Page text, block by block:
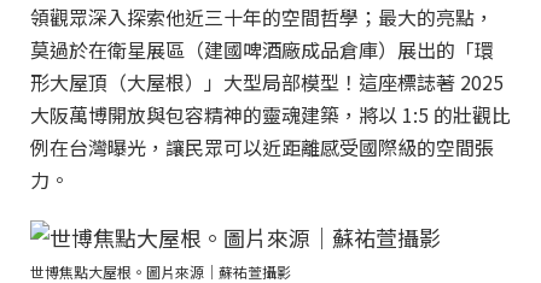
領觀眾深入探索他近三十年的空間哲學；最大的亮點，
莫過於在衛星展區（建國啤酒廠成品倉庫）展出的「環
形大屋頂（大屋根）」大型局部模型！這座標誌著 2025
大阪萬博開放與包容精神的靈魂建築，將以 1:5 的壯觀比
例在台灣曝光，讓民眾可以近距離感受國際級的空間張
力。
世博焦點大屋根。圖片來源｜蘇祐萱攝影